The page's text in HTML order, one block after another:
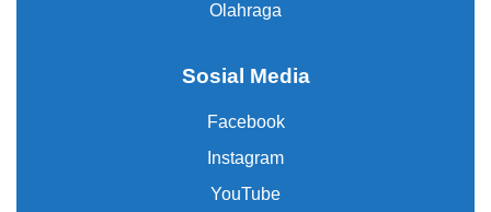
Olahraga
Sosial Media
Facebook
Instagram
YouTube